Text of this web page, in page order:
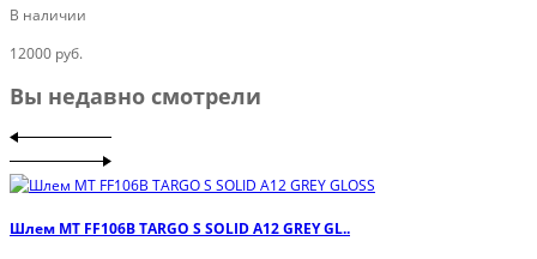
В наличии
12000 руб.
Вы недавно смотрели
Шлем MT FF106B TARGO S SOLID A12 GREY GL..